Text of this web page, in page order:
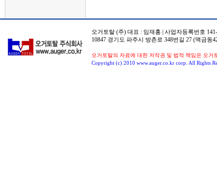
오거토탈 (주) 대표 : 임재홍 | 사업자등록번호
10847 경기도 파주시 방촌로 348번길 27 (맥금동
오거토탈의 자료에 대한 저작권 및 법적 책임은 오
Copyright (c) 2010 www.auger.co.kr corp. All Rights